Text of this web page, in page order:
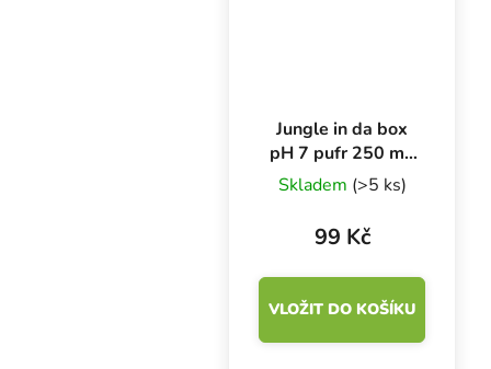
Jungle in da box
pH 7 pufr 250 ml,
kalibrační roztok
Skladem (>5 ks)
99 Kč
VLOŽIT DO KOŠÍKU